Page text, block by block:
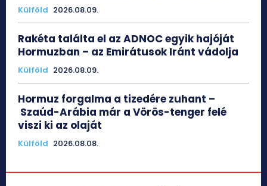
Külföld 2026.08.09.
Rakéta találta el az ADNOC egyik hajóját
Hormuzban – az Emirátusok Iránt vádolja
Külföld 2026.08.09.
Hormuz forgalma a tizedére zuhant –
Szaúd-Arábia már a Vörös-tenger felé
viszi ki az olaját
Külföld 2026.08.08.